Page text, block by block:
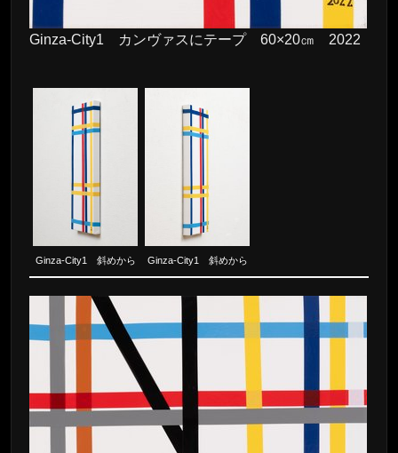
Ginza-City1 カンヴァスにテープ 60×20㎝ 2022
Ginza-City1 斜めから Ginza-City1 斜めから